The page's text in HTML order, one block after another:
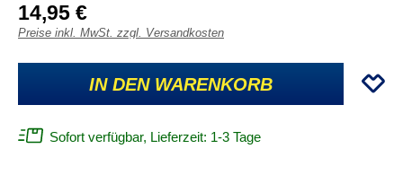
14,95 €
Preise inkl. MwSt. zzgl. Versandkosten
IN DEN WARENKORB
Sofort verfügbar, Lieferzeit: 1-3 Tage